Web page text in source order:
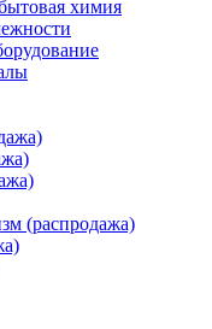
химия
(распродажа)